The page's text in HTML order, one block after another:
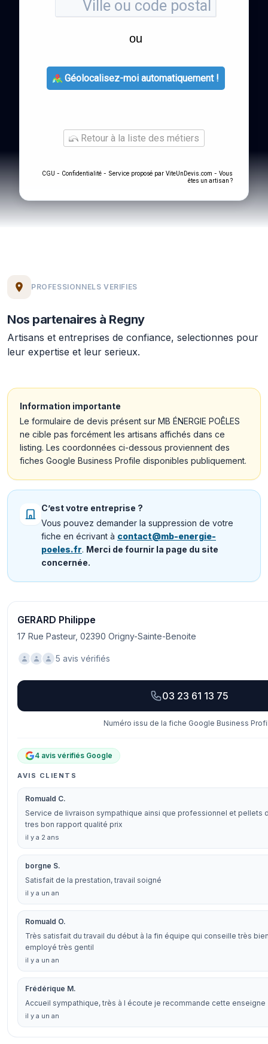
ou
Géolocalisez-moi automatiquement !
Retour à la liste des métiers
CGU - Confidentialité - Service proposé par ViteUnDevis.com - Vous
êtes un artisan ?
PROFESSIONNELS VERIFIES
Nos partenaires à Regny
Artisans et entreprises de confiance, selectionnes pour
leur expertise et leur serieux.
Information importante
Le formulaire de devis présent sur MB ÉNERGIE POÊLES
ne cible pas forcément les artisans affichés dans ce
listing. Les coordonnées ci-dessous proviennent des
fiches Google Business Profile disponibles publiquement.
C’est votre entreprise ?
Vous pouvez demander la suppression de votre
fiche en écrivant à contact@mb-energie-
poeles.fr. Merci de fournir la page du site
concernée.
GERARD Philippe
17 Rue Pasteur, 02390 Origny-Sainte-Benoite
5 avis vérifiés
03 23 61 13 75
Numéro issu de la fiche Google Business
4 avis vérifiés Google
AVIS CLIENTS
Romuald C.
Service de livraison sympathique ainsi que professionnel et pellets
tres bon rapport qualité prix
il y a 2 ans
borgne S.
Satisfait de la prestation, travail soigné
il y a un an
Romuald O.
Très satisfait du travail du début à la fin équipe qui conseille très
employé très gentil
il y a un an
Frédérique M.
Accueil sympathique, très à l écoute je recommande cette enseigne
il y a un an